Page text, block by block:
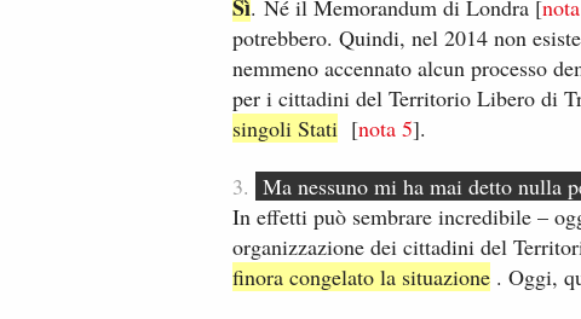
Sì.​ Né il Memorandum di Londra [
potrebbero. Quindi, nel 2014 non
nemmeno accennato ​alc​un processo
per i cittadini del Territorio Libero di
singoli Stati [​nota ​5].
3. Ma nessuno mi ha mai detto nulla
​In effetti può sembrare incredibile –
organizzazione dei cittadini del
finora congelato la situazione . Oggi,